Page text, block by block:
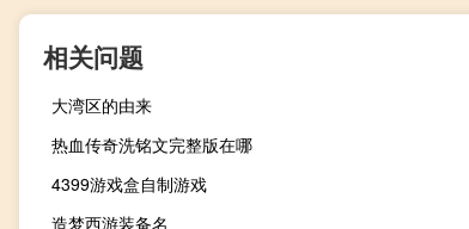
相关问题
大湾区的由来
热血传奇洗铭文完整版在哪
4399游戏盒自制游戏
造梦西游装备名